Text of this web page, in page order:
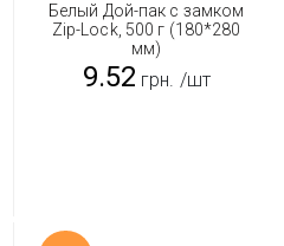
Белый Дой-пак с замком
Zip-Lock, 500 г (180*280
мм)
9.52 грн. /шт